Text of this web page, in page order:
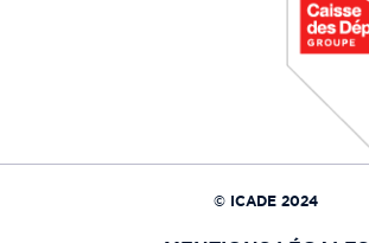
© ICADE 2024